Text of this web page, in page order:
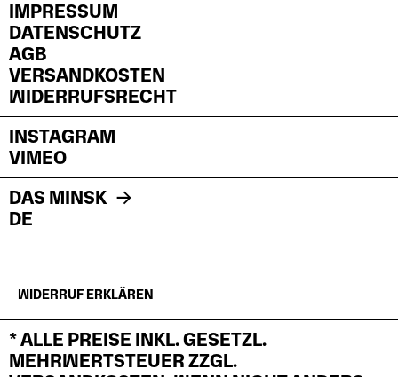
IMPRESSUM
DATENSCHUTZ
AGB
VERSANDKOSTEN
WIDERRUFSRECHT
INSTAGRAM
VIMEO
DAS MINSK
DE
WIDERRUF ERKLÄREN
* ALLE PREISE INKL. GESETZL.
MEHRWERTSTEUER ZZGL.